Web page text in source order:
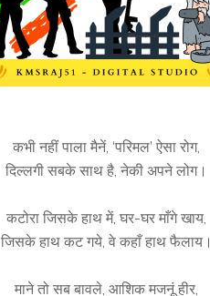
कभी नहीं पाला मैनें, ‘परिमल’ ऐसा रोग,
दिल्लगी सबके साथ है, नेकी अपने लोग।
कटोरा जिसके हाथ में, घर-घर माँगे खाय,
जिसके हाथ कट गये, वे कहाँ हाथ फैलाय।
माने तो सब बावले, आशिक मजनूं हीर,